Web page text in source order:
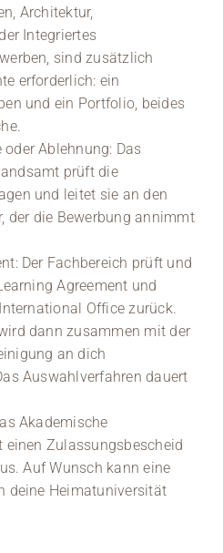
Architektur,
Integriertes
sind zusätzlich
erforderlich: ein
und ein Portfolio, beides
Ablehnung: Das
prüft die
und leitet sie an den
der die Bewerbung annimmt
Der Fachbereich prüft und
Agreement und
Office zurück.
dann zusammen mit der
an dich
Auswahlverfahren dauert
Akademische
Zulassungsbescheid
Auf Wunsch kann eine
deine Heimatuniversität